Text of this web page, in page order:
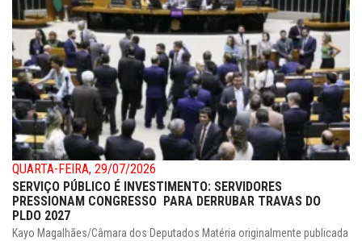
QUARTA-FEIRA, 29/07/2026
SERVIÇO PÚBLICO É INVESTIMENTO: SERVIDORES
PRESSIONAM CONGRESSO PARA DERRUBAR TRAVAS DO
PLDO 2027
Kayo Magalhães/Câmara dos Deputados Matéria originalmente publicada